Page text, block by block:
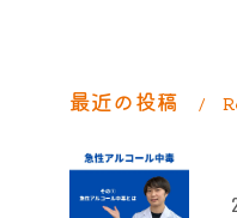
最近の投稿